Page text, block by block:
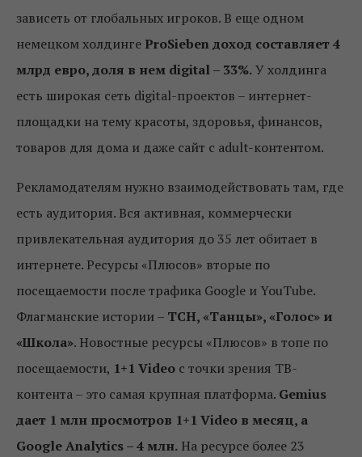
зависеть от глобальных игроков. В еще одном
немецком холдинге ProSieben доход составляет 4
млрд евро, доля в нем digital – 33%.У холдинга
есть широкая сеть digital-проектов – интернет-
площадки на тему красоты, здоровья, финансов,
товаров для дома и даже сайт с adult-контентом.
Рекламодателям нужно взаимодействовать там, где
есть аудитория. Вся активная, коммерчески
привлекательная аудитория до 35 лет обитает в
интернете. Ресурсы «Плюсов» вторые по
посещаемости после трафика Google и YouTube.
Флагманские истории – ТСН, «Танцы», «Голос» и
«Школа». Новостные ресурсы «Плюсов» в топе по
посещаемости, 1+1 Video с точки зрения ТВ-
контента – это самая крупная платформа. Gemius
дает 1 млн просмотров 1+1 Video в месяц, а
Google Analytics – 4 млн. На ресурсе более 23